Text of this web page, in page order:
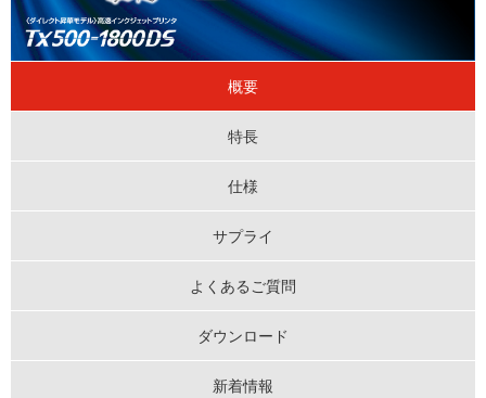
概要
特長
仕様
サプライ
よくあるご質問
ダウンロード
新着情報